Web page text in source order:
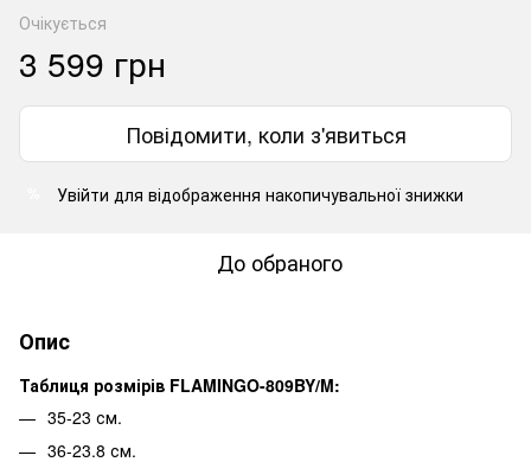
Очікується
3 599 грн
Повідомити, коли з'явиться
Увійти для відображення накопичувальної знижки
До обраного
Опис
Таблиця розмірів FLAMINGO-809BY/M:
35-23 см.
36-23.8 см.